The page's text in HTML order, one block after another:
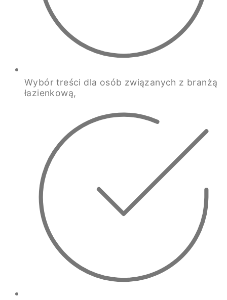
Wybór treści dla osób związanych z branżą
łazienkową,